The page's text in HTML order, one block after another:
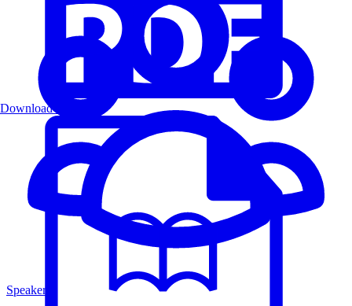
Speakers
Download PDF